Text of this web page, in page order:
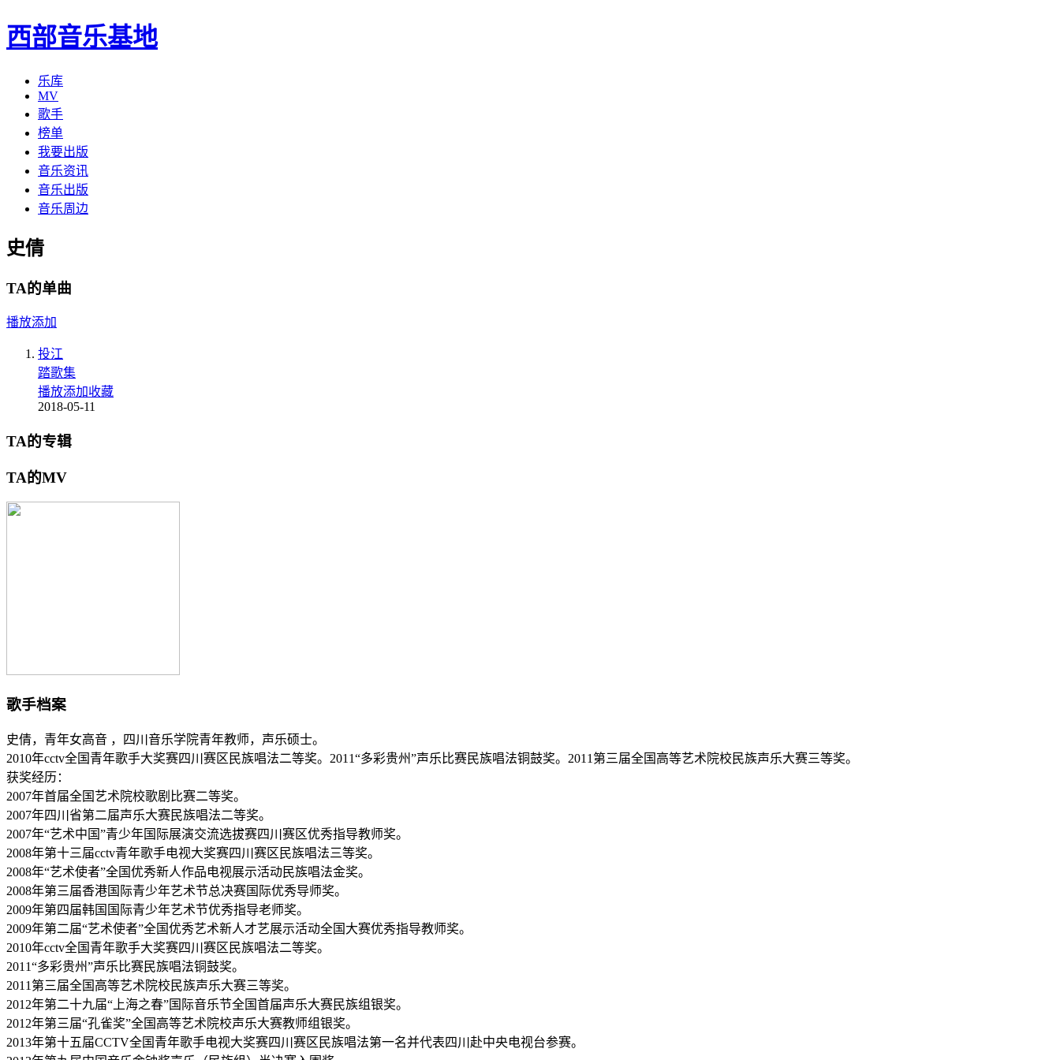
西部音乐基地
乐库
MV
歌手
榜单
我要出版
音乐资讯
音乐出版
音乐周边
史倩
TA的单曲
播放添加
投江
踏歌集
播放添加收藏
2018-05-11
TA的专辑
TA的MV
歌手档案
史倩，青年女高音 ，四川音乐学院青年教师，声乐硕士。
2010年cctv全国青年歌手大奖赛四川赛区民族唱法二等奖。2011“多彩贵州”声乐比赛民族唱法铜鼓奖。2011第三届全国高等艺术院校民族声乐大赛三等奖。
获奖经历：
2007年首届全国艺术院校歌剧比赛二等奖。
2007年四川省第二届声乐大赛民族唱法二等奖。
2007年“艺术中国”青少年国际展演交流选拔赛四川赛区优秀指导教师奖。
2008年第十三届cctv青年歌手电视大奖赛四川赛区民族唱法三等奖。
2008年“艺术使者”全国优秀新人作品电视展示活动民族唱法金奖。
2008年第三届香港国际青少年艺术节总决赛国际优秀导师奖。
2009年第四届韩国国际青少年艺术节优秀指导老师奖。
2009年第二届“艺术使者”全国优秀艺术新人才艺展示活动全国大赛优秀指导教师奖。
2010年cctv全国青年歌手大奖赛四川赛区民族唱法二等奖。
2011“多彩贵州”声乐比赛民族唱法铜鼓奖。
2011第三届全国高等艺术院校民族声乐大赛三等奖。
2012年第二十九届“上海之春”国际音乐节全国首届声乐大赛民族组银奖。
2012年第三届“孔雀奖”全国高等艺术院校声乐大赛教师组银奖。
2013年第十五届CCTV全国青年歌手电视大奖赛四川赛区民族唱法第一名并代表四川赴中央电视台参赛。